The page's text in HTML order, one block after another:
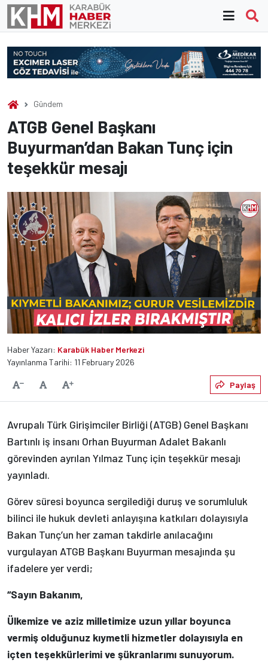
Skip
content
Gündem
ATGB Genel Başkanı
Buyurman’dan Bakan Tunç için
teşekkür mesajı
Haber Yazarı: Karabük Haber Merkezi
Yayınlanma Tarihi: 11 February 2026
Yazıyı KüçültVarsayılanYazıyı Büyüt Paylaş
Avrupalı Türk Girişimciler Birliği (ATGB) Genel Başkanı
Bartınlı iş insanı Orhan Buyurman Adalet Bakanlı
görevinden ayrılan Yılmaz Tunç için teşekkür mesajı
yayınladı.
Görev süresi boyunca sergilediği duruş ve sorumluluk
bilinci ile hukuk devleti anlayışına katkıları dolayısıyla
Bakan Tunç’un her zaman takdirle anılacağını
vurgulayan ATGB Başkanı Buyurman mesajında şu
ifadelere yer verdi;
“Sayın Bakanım,
Ülkemize ve aziz milletimize uzun yıllar boyunca
vermiş olduğunuz kıymetli hizmetler dolayısıyla en
içten teşekkürlerimi ve şükranlarımı sunuyorum.